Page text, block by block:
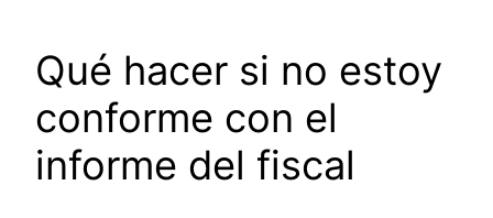
Qué hacer si no estoy
conforme con el
informe del fiscal